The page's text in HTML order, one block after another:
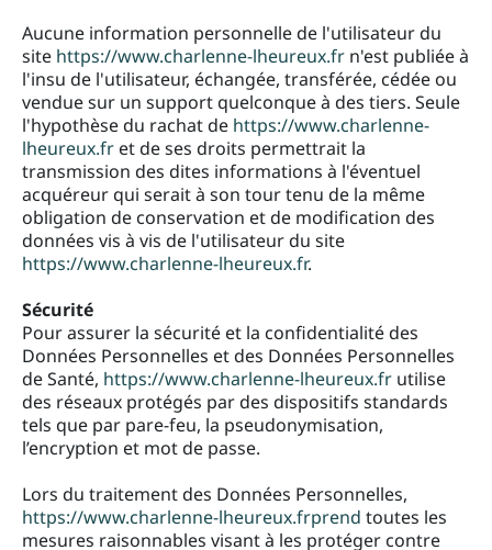
Aucune information personnelle de l'utilisateur du
site https://www.charlenne-lheureux.fr n'est publiée à
l'insu de l'utilisateur, échangée, transférée, cédée ou
vendue sur un support quelconque à des tiers. Seule
l'hypothèse du rachat de https://www.charlenne-
lheureux.fr et de ses droits permettrait la
transmission des dites informations à l'éventuel
acquéreur qui serait à son tour tenu de la même
obligation de conservation et de modification des
données vis à vis de l'utilisateur du site
https://www.charlenne-lheureux.fr.
Sécurité
Pour assurer la sécurité et la confidentialité des
Données Personnelles et des Données Personnelles
de Santé, https://www.charlenne-lheureux.fr utilise
des réseaux protégés par des dispositifs standards
tels que par pare-feu, la pseudonymisation,
l’encryption et mot de passe.
Lors du traitement des Données Personnelles,
https://www.charlenne-lheureux.frprend toutes les
mesures raisonnables visant à les protéger contre